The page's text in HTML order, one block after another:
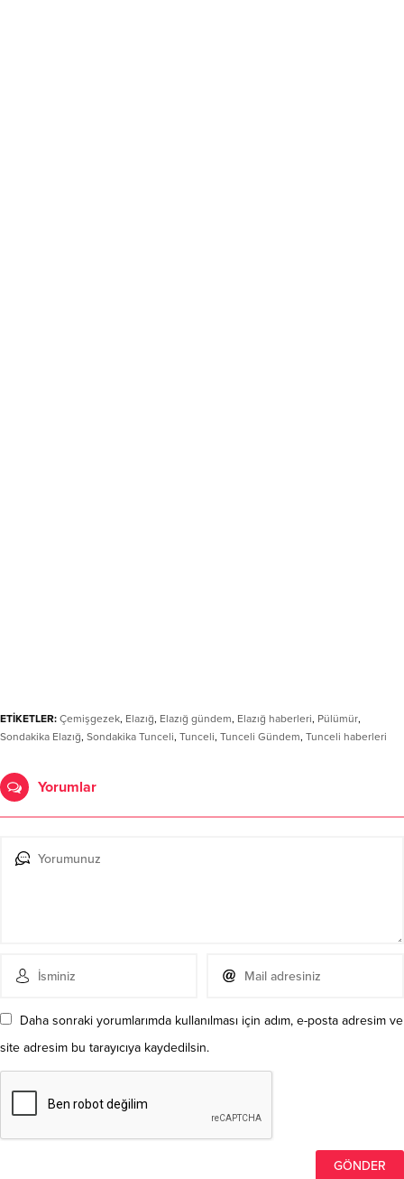
ETİKETLER: Çemişgezek, Elazığ, Elazığ gündem, Elazığ haberleri, Pülümür,
Sondakika Elazığ, Sondakika Tunceli, Tunceli, Tunceli Gündem, Tunceli haberleri
Yorumlar
Daha sonraki yorumlarımda kullanılması için adım, e-posta adresim ve
site adresim bu tarayıcıya kaydedilsin.